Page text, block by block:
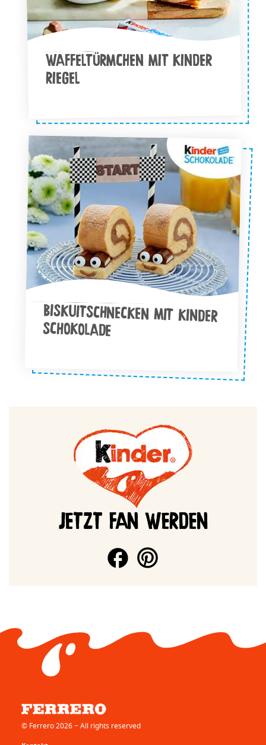
WAFFELTÜRMCHEN MIT KINDER
RIEGEL
BISKUITSCHNECKEN MIT KINDER
SCHOKOLADE
JETZT FAN WERDEN
© Ferrero 2026 − All rights reserved